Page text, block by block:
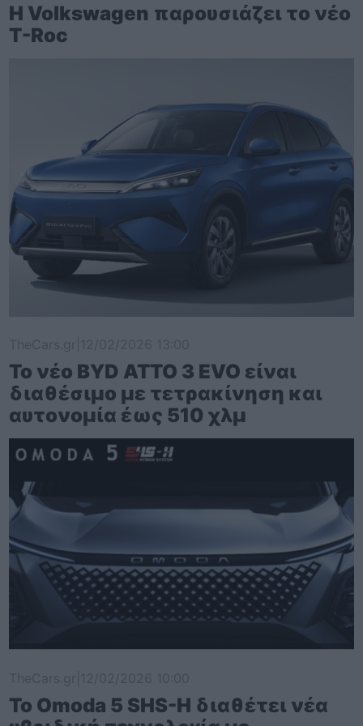
Η Volkswagen παρουσιάζει το νέο
T-Roc
Το νέο BYD ATTO 3 EVO είναι
διαθέσιμο με τετρακίνηση και
αυτονομία έως 510 χλμ
Το Omoda 5 SHS-H διαθέτει νέα